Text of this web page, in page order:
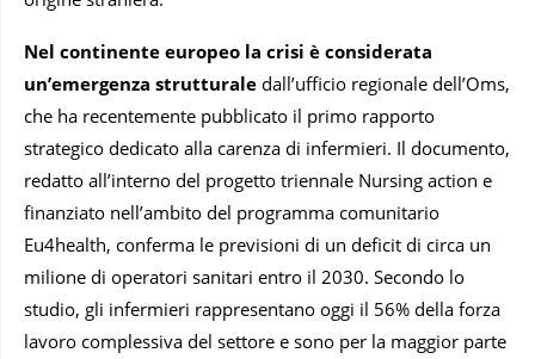
Nel continente europeo la crisi è considerata
un’emergenza strutturale dall’ufficio regionale dell’Oms,
che ha recentemente pubblicato il primo rapporto
strategico dedicato alla carenza di infermieri. Il documento,
redatto all’interno del progetto triennale Nursing action e
finanziato nell’ambito del programma comunitario
Eu4health, conferma le previsioni di un deficit di circa un
milione di operatori sanitari entro il 2030. Secondo lo
studio, gli infermieri rappresentano oggi il 56% della forza
lavoro complessiva del settore e sono per la maggior parte